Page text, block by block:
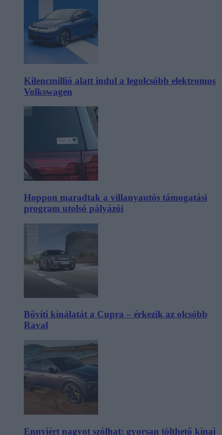
Kilencmillió alatt indul a legolcsóbb elektromos
Volkswagen
Hoppon maradtak a villanyautós támogatási
program utolsó pályázói
Bővíti kínálatát a Cupra – érkezik az olcsóbb
Raval
Ennyiért nagyot szólhat: gyorsan tölthető kínai